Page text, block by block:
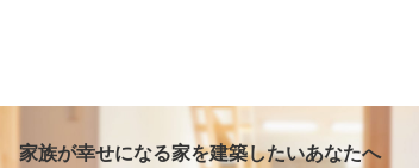
家族が幸せになる家を建築したいあなたへ